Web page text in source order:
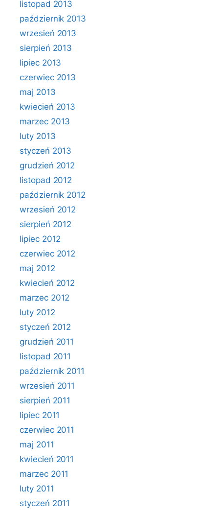
listopad 2013
październik 2013
wrzesień 2013
sierpień 2013
lipiec 2013
czerwiec 2013
maj 2013
kwiecień 2013
marzec 2013
luty 2013
styczeń 2013
grudzień 2012
listopad 2012
październik 2012
wrzesień 2012
sierpień 2012
lipiec 2012
czerwiec 2012
maj 2012
kwiecień 2012
marzec 2012
luty 2012
styczeń 2012
grudzień 2011
listopad 2011
październik 2011
wrzesień 2011
sierpień 2011
lipiec 2011
czerwiec 2011
maj 2011
kwiecień 2011
marzec 2011
luty 2011
styczeń 2011